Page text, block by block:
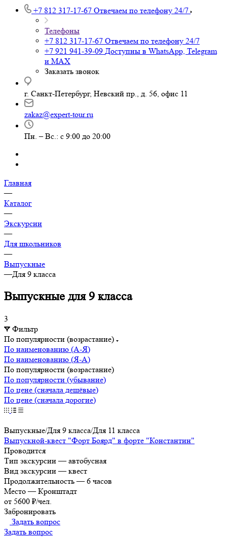
+7 812 317-17-67 Отвечаем по телефону 24/7
Телефоны
+7 812 317-17-67 Отвечаем по телефону 24/7
+7 921 941-39-09 Доступны в WhatsApp, Telegram
и MAX
Заказать звонок
г. Санкт-Петербург, Невский пр., д. 56, офис 11
zakaz@expert-tour.ru
Пн. – Вс.: с 9:00 до 20:00
Главная
—
Каталог
—
Экскурсии
—
Для школьников
—
Выпускные
—Для 9 класса
Выпускные для 9 класса
3
Фильтр
По популярности (возрастание)
По наименованию (А-Я)
По наименованию (Я-А)
По популярности (возрастание)
По популярности (убывание)
По цене (сначала дешёвые)
По цене (сначала дорогие)
Выпускные/Для 9 класса/Для 11 класса
Выпускной-квест "Форт Боярд" в форте "Константин"
Проводится
Тип экскурсии— автобусная
Вид экскурсии— квест
Продолжительность— 6 часов
Место— Кронштадт
от 5600 ₽/чел.
Забронировать
Задать вопрос
Задать вопрос